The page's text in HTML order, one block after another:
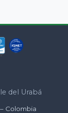
del Urabá
Colombia